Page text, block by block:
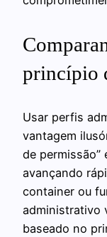
princípio
Usar perfis
vantagem
de permissão”
avançando
container ou
administrativo
baseado no